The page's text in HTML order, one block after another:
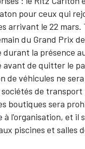
pour ceux qui
arrivant le 22 mars.
du Grand Prix
la présence
de quitter le
véhicules ne
de transport
boutiques sera
l'organisation, et il
piscines et salles